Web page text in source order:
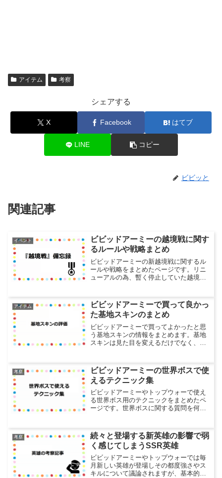
アイテム 考察
シェアする
X Facebook はてブ
LINE コピー
ビビッと
関連記事
イベント
ビビッドアーミーの越境戦に関す
るルールや戦略まとめ
ビビッドアーミーの新越境戦に関するル
ールや戦略をまとめたページです。リニ
ューアルの為、暫く停止していた越境戦
月11日（日）に行われた二回目の先行テ
ストから本格的...
アイテム
ビビッドアーミーで買って良かっ
た基地スキンのまとめ
ビビッドアーミーで買ってよかったと思
う基地スキンの情報をまとめます。基地
スキンは見た目を変えるだけでなく、対
ただ、安いものでもないので管理人が買
った中でこれはというもの...
考察
ビビッドアーミーの世界ボスで使
えるテクニック集
ビビッドアーミーやトップウォーで使え
る世界ボス用のテクニックをまとめたペ
ージです。世界ボスに関する質問を何度
っちりやろうと思ったら大変ですが、報
酬はそこそこ良いので無理...
考察
続々と登場する新英雄の影響で弱
く感じてしまうSSR英雄
ビビッドアーミーやトップウォーでは毎
月新しい英雄が登場しその都度強さやス
キルについて議論されますが、基本的に